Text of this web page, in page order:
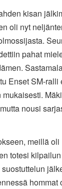
kisan
oli nyt
pahat
Enset SM-ralli
mukaisesti.
nousi
meillä oli
totesi
hommat